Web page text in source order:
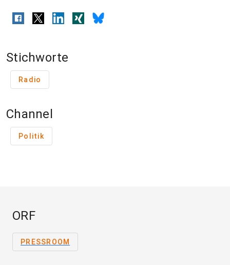
Stichworte
Radio
Channel
Politik
ORF
PRESSROOM